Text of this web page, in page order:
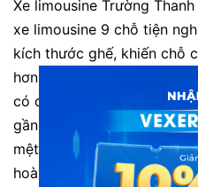
Xe limousine Trường
xe limousine 9 chỗ tiện
kích thước ghế, khiến chỗ
hơn, Trang bị loại ghế
có cảm giác êm ái, thoải
gần, thời gian ngồi ghế lâu
mệt mỏi. Nhưng với xe
hoàn toàn có thể thư giãn